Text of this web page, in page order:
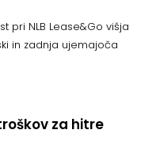
pri NLB Lease&Go višja
in zadnja ujemajoča
za hitre